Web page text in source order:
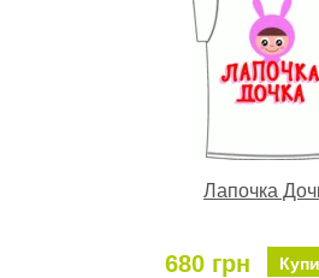
Лапочка
680 грн